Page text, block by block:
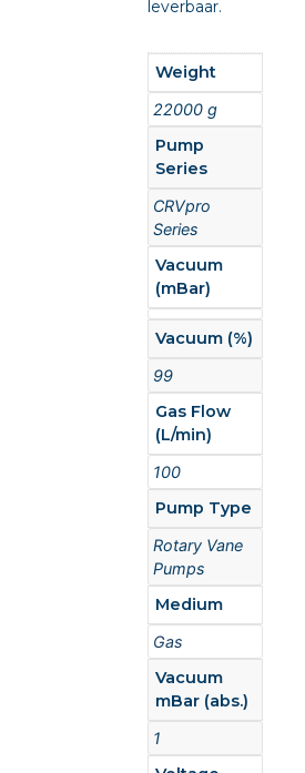
leverbaar.
Weight
22000 g
Pump
Series
CRVpro
Series
Vacuum
(mBar)
Vacuum (%)
99
Gas Flow
(L/min)
100
Pump Type
Rotary Vane
Pumps
Medium
Gas
Vacuum
mBar (abs.)
1